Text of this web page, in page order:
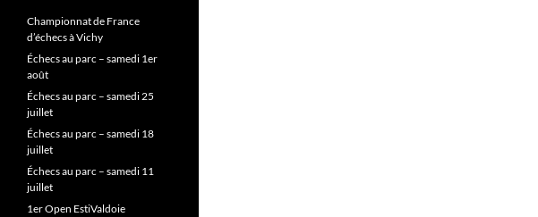
Championnat de France
d’échecs à Vichy
Échecs au parc – samedi 1er
août
Échecs au parc – samedi 25
juillet
Échecs au parc – samedi 18
juillet
Échecs au parc – samedi 11
juillet
1er Open EstiValdoie